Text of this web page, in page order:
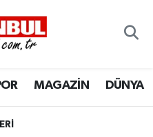
MAGAZİN DÜNYA